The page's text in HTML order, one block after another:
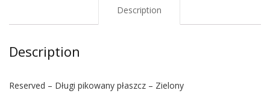
Description
Description
Reserved – Długi pikowany płaszcz – Zielony